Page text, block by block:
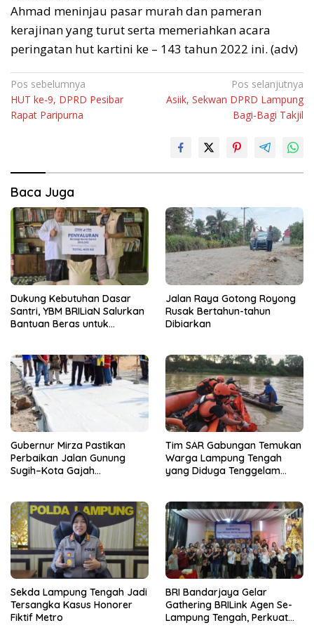
Ahmad meninjau pasar murah dan pameran
kerajinan yang turut serta memeriahkan acara
peringatan hut kartini ke – 143 tahun 2022 ini. (adv)
Navigasi
pos
Pos sebelumnya
HUT ke-9, DPRD Pesibar
Rapat Paripurna
Pos selanjutnya
Asiik, Sekwan DPRD Lampung
Bagi-Bagi Takjil
Baca Juga
Dukung Kebutuhan Dasar
Santri, YBM BRILiaN Salurkan
Bantuan Beras untuk
Jalan Raya Gotong Royong
Rusak Bertahun-tahun
Dibiarkan
Gubernur Mirza Pastikan
Perbaikan Jalan Gunung
Sugih–Kota Gajah
Tim SAR Gabungan Temukan
Warga Lampung Tengah
yang Diduga Tenggelam
Sekda Lampung Tengah Jadi
Tersangka Kasus Honorer
Fiktif Metro
BRI Bandarjaya Gelar
Gathering BRILink Agen Se-
Lampung Tengah, Perkuat